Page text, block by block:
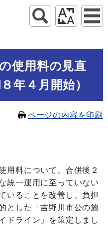
使用料の見直
年４月開始）
ページの内容を印刷
用料について、合併後２
統一運用に至っていない
いることを改善し、負担
とした「吉野川市公の施
ドライン」を策定しまし